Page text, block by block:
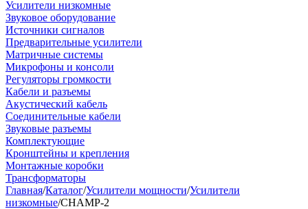
Усилители низкомные
Звуковое оборудование
Источники сигналов
Предварительные усилители
Матричные системы
Микрофоны и консоли
Регуляторы громкости
Кабели и разъемы
Акустический кабель
Соединительные кабели
Звуковые разъемы
Комплектующие
Кронштейны и крепления
Монтажные коробки
Трансформаторы
Главная/Каталог/Усилители мощности/Усилители
низкомные/CHAMP-2